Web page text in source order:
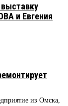
и Евгения
из Омска,